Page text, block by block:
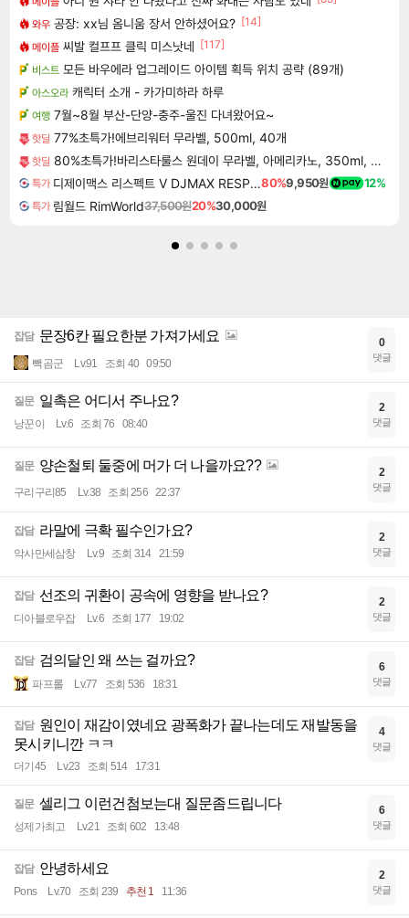
와우 공장: xx님 옴니움 장서 안하셨어요? [14]
메이플 씨발 컬프프 클릭 미스낫네 [117]
비스트 모든 바우에라 업그레이드 아이템 획득 위치 공략 (89개)
아스오라 캐릭터 소개 - 카가미하라 하루
여행 7월~8월 부산-단양-충주-울진 다녀왔어요~
핫딜 77%초특가!에브리워터 무라벨, 500ml, 40개
핫딜 80%초특가!바리스타룰스 원데이 무라벨, 아메리카노, 350ml, 20개
특가 디제이맥스 리스펙트 V DJMAX RESPECT V80%9,950원 12%
특가 림월드 RimWorld37,500원20%30,000원
잡담 문장6칸 필요한분 가져가세요
빽곰군 Lv.91 조회 40 09:50
0
댓글
질문 일촉은 어디서 주나요?
낭꾼이 Lv.6 조회 76 08:40
2
댓글
질문 양손철퇴 둘중에 머가 더 나을까요??
구리구리85 Lv.38 조회 256 22:37
2
댓글
잡담 라말에 극확 필수인가요?
악사만세삼창 Lv.9 조회 314 21:59
2
댓글
잡담 선조의 귀환이 공속에 영향을 받나요?
디아블로우잡 Lv.6 조회 177 19:02
2
댓글
잡담 검의달인 왜 쓰는 걸까요?
파프롤 Lv.77 조회 536 18:31
6
댓글
잡담 원인이 재감이였네요 광폭화가 끝나는데도 재발동을
못시키니깐 ㅋㅋ
더기45 Lv.23 조회 514 17:31
4
댓글
질문 셀리그 이런건첨보는대 질문좀드립니다
성제가최고 Lv.21 조회 602 13:48
6
댓글
잡담 안녕하세요
Pons Lv.70 조회 239 추천 1 11:36
2
댓글